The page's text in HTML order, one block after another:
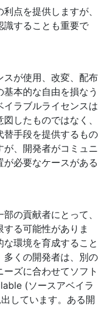
点を提供しますが、
識することも重要で
スが使用、改変、配布
本的な自由を損なう
イラブルライセンスは
したものではなく、
替手段を提供するもの
、開発者がコミュニ
必要なケースがある
の貢献者にとって、
る可能性がありま
環境を育成すること
多くの開発者は、別の
ズに合わせてソフト
(ソースアベイラ
しています。ある開